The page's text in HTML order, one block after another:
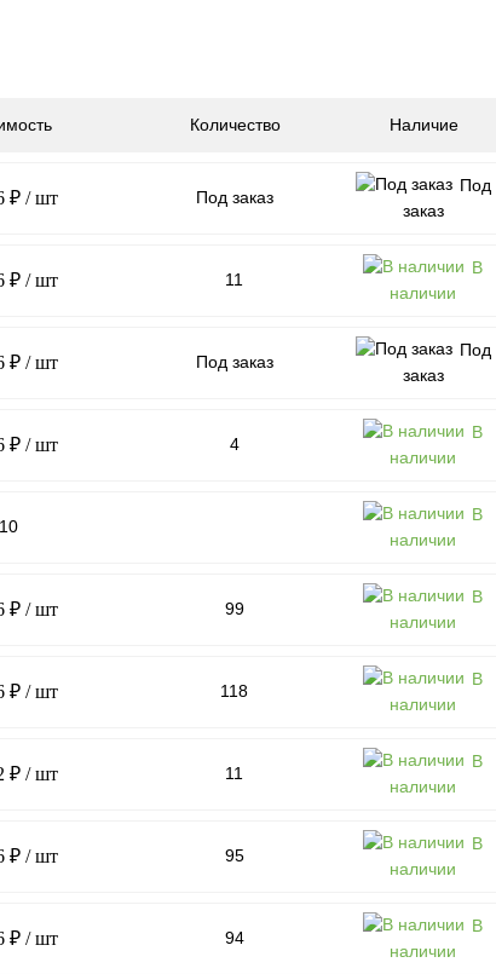
Количество Наличие
₽ / шт Под заказ
Под
заказ
₽ / шт 11
В
наличии
₽ / шт Под заказ
Под
заказ
₽ / шт 4
В
наличии
10
В
наличии
₽ / шт 99
В
наличии
₽ / шт 118
В
наличии
₽ / шт 11
В
наличии
₽ / шт 95
В
наличии
₽ / шт 94
В
наличии